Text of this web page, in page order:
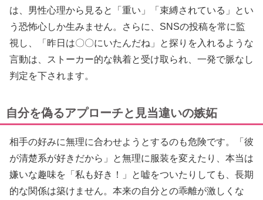
は、男性心理から見ると「重い」「束縛されている」とい
う恐怖心しか生みません。さらに、SNSの投稿を常に監
視し、「昨日は〇〇にいたんだね」と探りを入れるような
言動は、ストーカー的な執着と受け取られ、一発で脈なし
判定を下されます。
自分を偽るアプローチと見当違いの嫉妬
相手の好みに無理に合わせようとするのも危険です。「彼
が清楚系が好きだから」と無理に服装を変えたり、本当は
嫌いな趣味を「私も好き！」と嘘をついたりしても、長期
的な関係は築けません。本来の自分との乖離が激しくな